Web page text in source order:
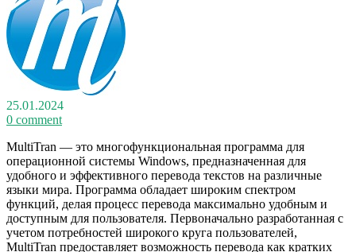
25.01.2024
0 comment
MultiTran — это многофункциональная программа для
операционной системы Windows, предназначенная для
удобного и эффективного перевода текстов на различные
языки мира. Программа обладает широким спектром
функций, делая процесс перевода максимально удобным и
доступным для пользователя. Первоначально разработанная с
учетом потребностей широкого круга пользователей,
MultiTran предоставляет возможность перевода как кратких